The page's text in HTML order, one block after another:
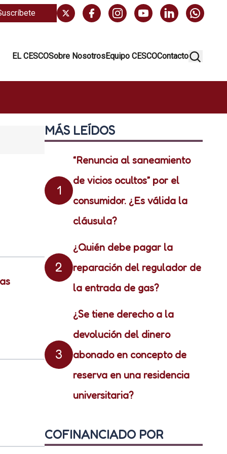
EL CESCOSobre NosotrosEquipo CESCOContacto
MÁS LEÍDOS
1
“Renuncia al saneamiento
de vicios ocultos” por el
consumidor. ¿Es válida la
cláusula?
2
¿Quién debe pagar la
reparación del regulador de
la entrada de gas?
3
¿Se tiene derecho a la
devolución del dinero
abonado en concepto de
reserva en una residencia
universitaria?
COFINANCIADO POR